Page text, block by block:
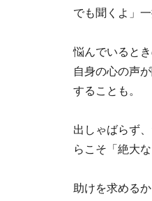
でも聞くよ」
悩んでいると
自身の心の声
することも。
出しゃばらず
らこそ「絶大
助けを求める